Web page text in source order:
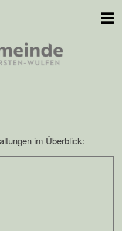
im Überblick: